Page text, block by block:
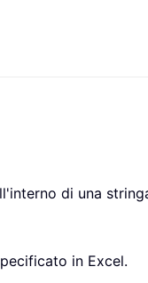
di una
in Excel.